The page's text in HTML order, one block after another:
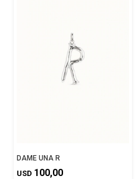
DAME UNA R
USD 100,00